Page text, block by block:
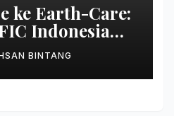
ke Earth-Care:
Indonesia
Baru di Bali
BINTANG